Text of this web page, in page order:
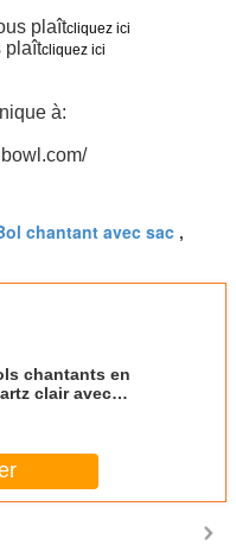
plaîtcliquez ici
plaîtcliquez ici
à:
chantant avec sac ,
chantants en
clair avec